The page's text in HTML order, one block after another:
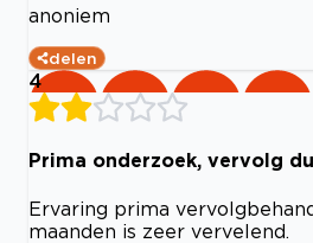
anoniem
delen
4
Prima onderzoek, vervolg
Ervaring prima
maanden is zeer vervelend.